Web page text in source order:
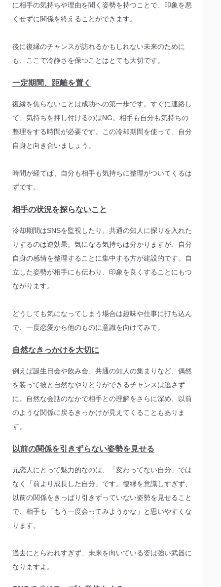
に相手の気持ちや理由を聞く姿勢を持つことで、印象を悪
くせずに関係を終えることができます。
後に復縁のチャンスが訪れるかもしれない未来のために
も、ここで冷静さを保つことはとても大切です。
一定期間、距離を置く
復縁を焦らないことは成功への第一歩です。すぐに連絡し
て、気持ちを押し付けるのはNG。相手も自分も気持ちの
整理をする時間が必要です。この冷却期間を使って、自分
自身と向き合いましょう。
時間が経てば、自分も相手も気持ちに整理がついてくるは
ずです。
相手の状況を探らないこと
冷却期間はSNSを監視したり、共通の知人に探りを入れた
りするのは逆効果。気になる気持ちは分かりますが、自分
自身の感情を整理することに集中する方が建設的です。自
立した姿勢が相手にも伝わり、印象を良くすることにもつ
ながります。
どうしても気になってしまう場合は趣味や仕事に打ち込ん
で、一度恋愛から他のものに意識を向けてみて。
自然なきっかけを大切に
例えば誕生日会や飲み会、共通の知人の集まりなど、偶然
を装って彼と自然なやりとりができるチャンスは逃さず
に。自然な会話のなかで相手との理解をさらに深め、以前
のような関係に戻るきっかけが見えてくることもありま
す。
以前の関係を引きずらない姿勢を見せる
元恋人にとって魅力的なのは、「変わってない自分」では
なく「前より成長した自分」です。復縁を意識しすぎず、
以前の関係をきっぱり引きずっていない姿勢を見せること
で、相手も「もう一度会ってみようかな」と思いやすくな
ります。
過去にとらわれすぎず、未来を向いている姿は強い武器に
なりますよ。